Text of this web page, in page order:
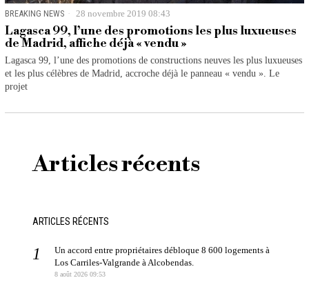
BREAKING NEWS 28 novembre 2019 08:43
Lagasca 99, l’une des promotions les plus luxueuses
de Madrid, affiche déjà « vendu »
Lagasca 99, l’une des promotions de constructions neuves les plus luxueuses
et les plus célèbres de Madrid, accroche déjà le panneau « vendu ». Le
projet
Articles récents
ARTICLES RÉCENTS
Un accord entre propriétaires débloque 8 600 logements à
Los Carriles-Valgrande à Alcobendas.
8 août 2026 09:53